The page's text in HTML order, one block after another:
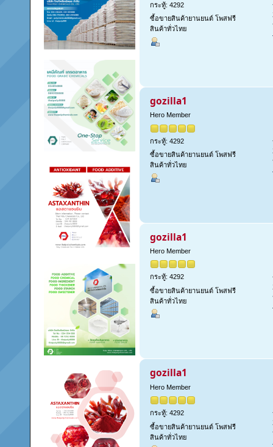
กระทู้: 4292
ซื้อขายสินค้ายานยนต์ โพสฟรี
สินค้าทั่วไทย
gozilla1
Hero Member
กระทู้: 4292
ซื้อขายสินค้ายานยนต์ โพสฟรี
สินค้าทั่วไทย
gozilla1
Hero Member
กระทู้: 4292
ซื้อขายสินค้ายานยนต์ โพสฟรี
สินค้าทั่วไทย
gozilla1
Hero Member
กระทู้: 4292
ซื้อขายสินค้ายานยนต์ โพสฟรี
สินค้าทั่วไทย